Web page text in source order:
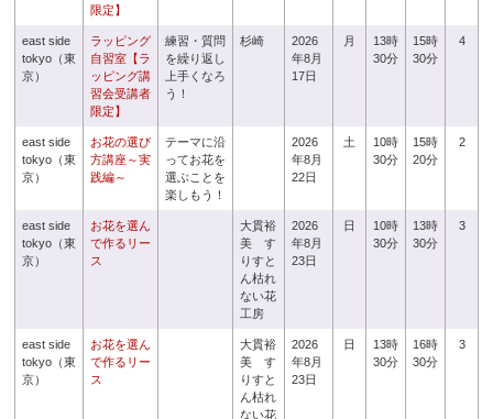
限定】
east side
tokyo（東
京）
ラッピング
自習室【ラ
ッピング講
習会受講者
限定】
練習・質問
を繰り返し
上手くなろ
う！
杉崎
2026
年8月
17日
月
13時
30分
15時
30分
4
east side
tokyo（東
京）
お花の選び
方講座～実
践編～
テーマに沿
ってお花を
選ぶことを
楽しもう！
2026
年8月
22日
土
10時
30分
15時
20分
2
east side
tokyo（東
京）
お花を選ん
で作るリー
ス
大貫裕
美 す
りすと
ん枯れ
ない花
工房
2026
年8月
23日
日
10時
30分
13時
30分
3
east side
tokyo（東
京）
お花を選ん
で作るリー
ス
大貫裕
美 す
りすと
ん枯れ
ない花
2026
年8月
23日
日
13時
30分
16時
30分
3